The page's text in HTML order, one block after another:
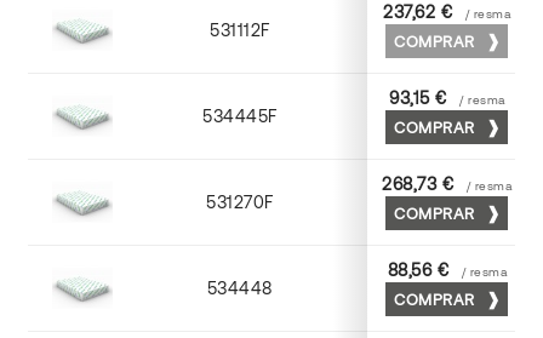
531112F 72 x 102
237,62 € / resma
COMPRAR
534445F 45 x 64
93,15 € / resma
COMPRAR
531270F 70 x 100
268,73 € / resma
COMPRAR
534448 45 x 64
88,56 € / resma
COMPRAR